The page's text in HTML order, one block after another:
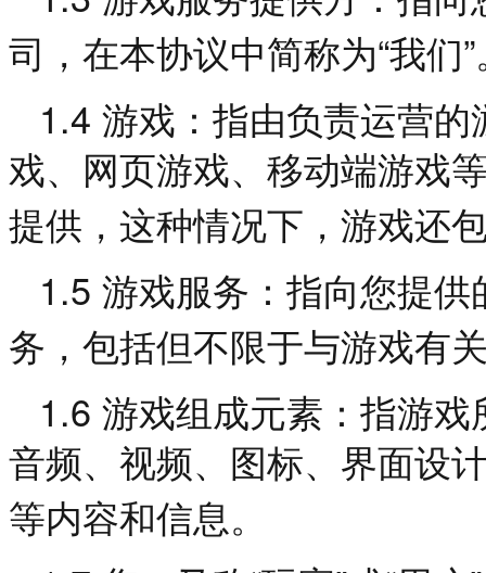
司，在本协议中简称为“我们”
1.4 游戏：指由负责运营
戏、网页游戏、移动端游戏
提供，这种情况下，游戏还
1.5 游戏服务：指向您提
务，包括但不限于与游戏有
1.6 游戏组成元素：指游
音频、视频、图标、界面设
等内容和信息。